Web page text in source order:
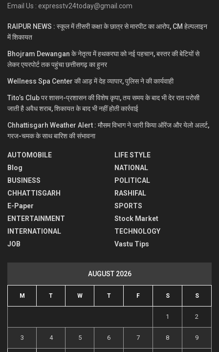
Email Us : expresstv24today@gmail.com
RAIPUR NEWS : स्कूल में तीसरी कक्षा के छात्र से मारपीट का आरोप, CM हेल्पलाइन
में शिकायत
Bhojram Dewangan के नेतृत्व में हथकरघा को नई पहचान, बस्तर की बेटियों से
लेकर एयरपोर्ट तक पहुंचा छत्तीसगढ़ का हुनर
Wellness Spa Center की आड़ में देह व्यापार, पुलिस ने की कार्यवाही
Tito’s Club पर शासन-प्रशासन की विशेष कृपा, तय समय के बाद भी देर रात परोसी
जाती है अवैध शराब, शिकायत के बाद भी नहीं होती कार्रवाई
Chhattisgarh Weather Alert : मौसम विभाग ने जारी किया ऑरेंज और येलो अलर्ट,
गरज-चमक के साथ बारिश की संभावना
AUTOMOBILE
Blog
BUSINESS
CHHATTISGARH
E-Paper
ENTERTAINMENT
INTERNATIONAL
JOB
LIFE STYLE
NATIONAL
POLITICAL
RASHIFAL
SPORTS
Stock Market
TECHNOLOGY
Vastu Tips
AUGUST 2026
M T W T F S S
1 2
3 4 5 6 7 8 9